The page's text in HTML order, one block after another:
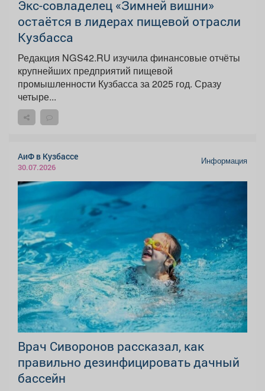
Экс-совладелец «Зимней вишни»
остаётся в лидерах пищевой отрасли
Кузбасса
Редакция NGS42.RU изучила финансовые отчёты
крупнейших предприятий пищевой
промышленности Кузбасса за 2025 год. Сразу
четыре...
АиФ в Кузбассе
30.07.2026
Информация
Врач Сиворонов рассказал, как
правильно дезинфицировать дачный
бассейн